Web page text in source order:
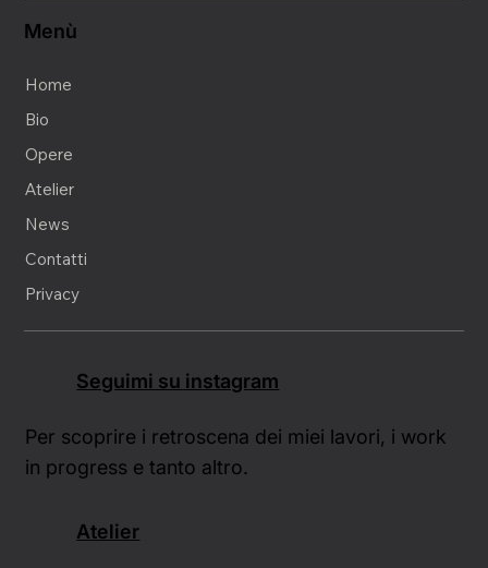
Home
Bio
Opere
Atelier
News
Contatti
Privacy
Menù
Seguimi su instagram
Per scoprire i retroscena dei miei lavori, i work
in progress e tanto altro.
Atelier